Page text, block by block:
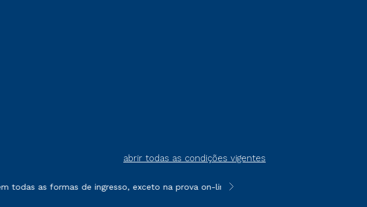
abrir todas as condições vigentes
as formas de ingresso, exceto na prova on-line ou agendada, que ofertam
**Semipresencial é um formato do